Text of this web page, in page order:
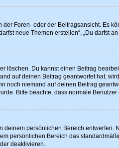
Foren- oder der Beitragsansicht. Es
neue Themen erstellen“, „Du darfst
Du kannst einen Beitrag
auf deinen Beitrag geantwortet hat,
niemand auf deinen Beitrag
Bitte beachte, dass normale
persönlichen Bereich
persönlichen Bereich das
deaktivieren.